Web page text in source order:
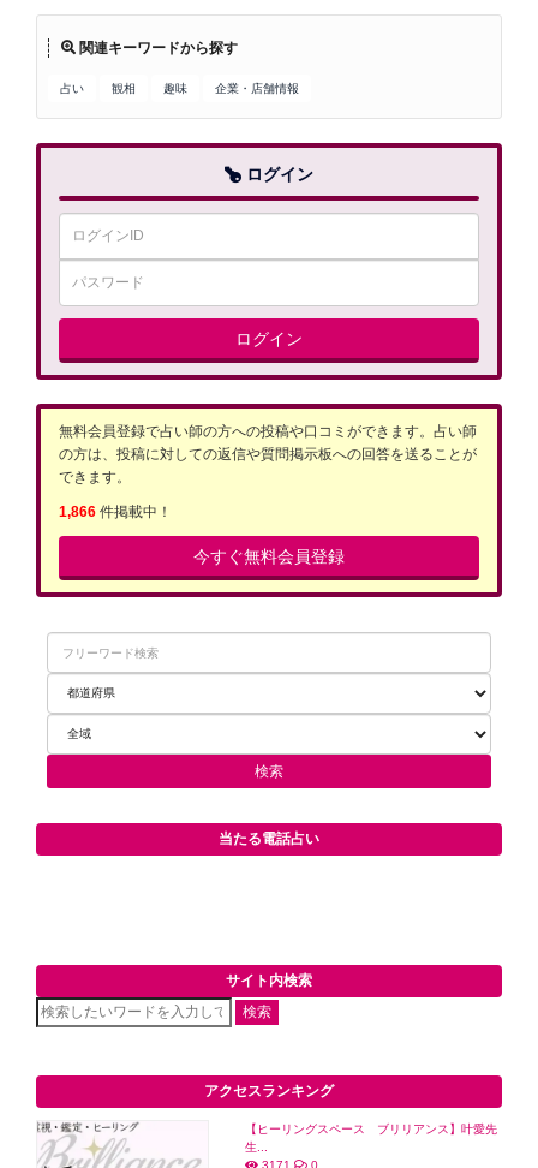
関連キーワードから探す
占い 観相 趣味 企業・店舗情報
ログイン
ログイン
無料会員登録で占い師の方への投稿や口コミができます。占い師
の方は、投稿に対しての返信や質問掲示板への回答を送ることが
できます。
1,866 件掲載中！
今すぐ無料会員登録
当たる電話占い
サイト内検索
検索
アクセスランキング
【ヒーリングスペース ブリリアンス】叶愛先
生...
3171
0